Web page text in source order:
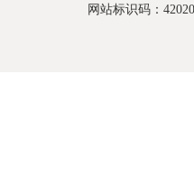
网站标识码：